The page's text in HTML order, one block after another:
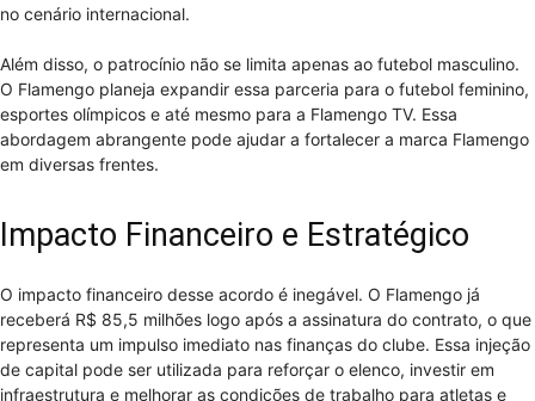
no cenário internacional.
Além disso, o patrocínio não se limita apenas ao futebol masculino.
O Flamengo planeja expandir essa parceria para o futebol feminino,
esportes olímpicos e até mesmo para a Flamengo TV. Essa
abordagem abrangente pode ajudar a fortalecer a marca Flamengo
em diversas frentes.
Impacto Financeiro e Estratégico
O impacto financeiro desse acordo é inegável. O Flamengo já
receberá R$ 85,5 milhões logo após a assinatura do contrato, o que
representa um impulso imediato nas finanças do clube. Essa injeção
de capital pode ser utilizada para reforçar o elenco, investir em
infraestrutura e melhorar as condições de trabalho para atletas e